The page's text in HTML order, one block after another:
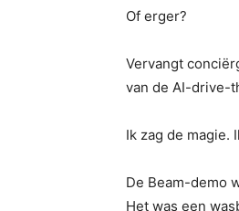
Of erger?
Vervangt
van de AI-drive-
Ik zag de magie.
De Beam-demo
Het was een